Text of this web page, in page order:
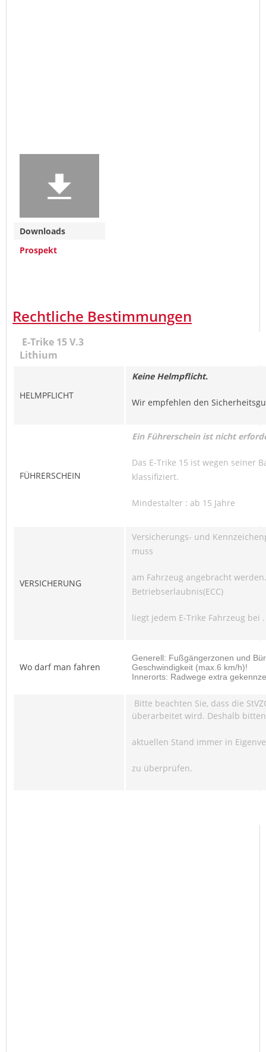
Downloads
Prospekt
Rechtliche Bestimmungen
E-Trike 15 V.3
Lithium
HELMPFLICHT
Keine Helmpflicht.
Wir empfehlen den
FÜHRERSCHEIN
Ein Führerschein ist nicht
Das E-Trike 15 ist wegen seiner
klassifiziert.
Mindestalter : ab 15 Jahre
VERSICHERUNG
Versicherungs- und
muss
am Fahrzeug angebracht
Betriebserlaubnis(ECC)
liegt jedem E-Trike Fahrzeug bei .
Wo darf man fahren
Generell: Fußgängerzonen und
Geschwindigkeit (max.6 km/h)!
Innerorts: Radwege extra
Bitte beachten Sie, dass die
überarbeitet wird. Deshalb
aktuellen Stand immer in
zu überprüfen.